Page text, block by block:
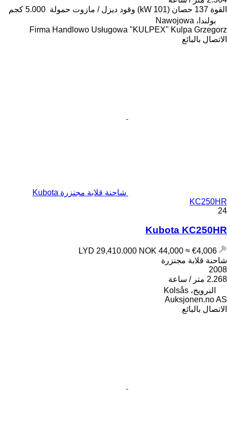
القوة 137 حصان (101 kW) وقود ديزل / مازوت حمولة 5.000 كجم
بولندا، Nawojowa
Firma Handlowo Usługowa "KULPEX" Kulpa Grzegorz
الاتصال بالبائع
شاحنة قلابة مجنزرة Kubota
KC250HR
24
Kubota KC250HR
NOK 44,000 ≈ €4,006
شاحنة قلابة مجنزرة
2008
2.268 متر / ساعة
النرويج، Kolsås
Auksjonen.no AS
الاتصال بالبائع